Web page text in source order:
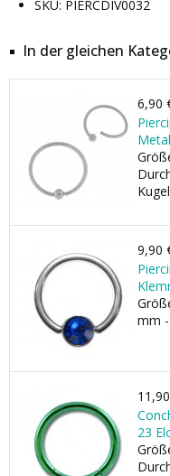
SKU: PIERCDIV0032
In der gleichen
6,90
9,90
mm
23